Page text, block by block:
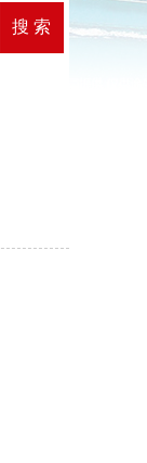
2026年中共
搜 索